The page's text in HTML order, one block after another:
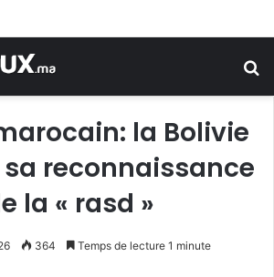
la Bolivie
reconnaissance
la « rasd »
364 Temps de lecture 1 minute